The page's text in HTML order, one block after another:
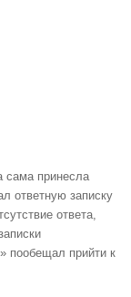
сама принесла
ответную записку
ответа,
пообещал прийти к